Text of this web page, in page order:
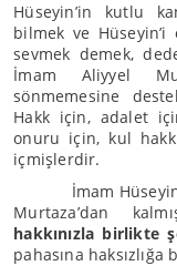
Hüseyin’in kutlu
bilmek ve Hüseyin’i
sevmek demek,
İmam Aliyyel
sönmemesine
Hakk için, adalet
onuru için, kul
içmişlerdir.
İmam Hüseyin’e
Murtaza’dan
hakkınızla birlikte
pahasına